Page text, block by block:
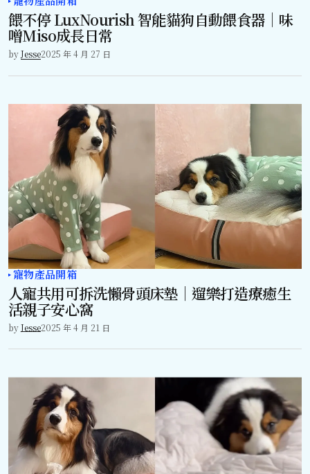
餵不停 LuxNourish 智能貓狗自動餵食器｜味
噌Miso成長日常
byJesse2025 年 4 月 27 日
寵物產品開箱
人寵共用可拆洗懶骨頭床墊｜遛樂打造療癒生
活親子安心窩
byJesse2025 年 4 月 21 日